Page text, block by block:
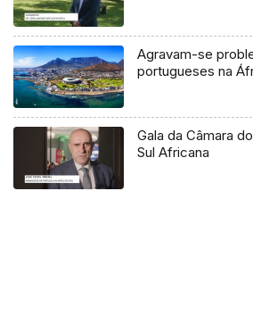
Agravam-se
portugueses na
Gala da Câmara
Sul Africana